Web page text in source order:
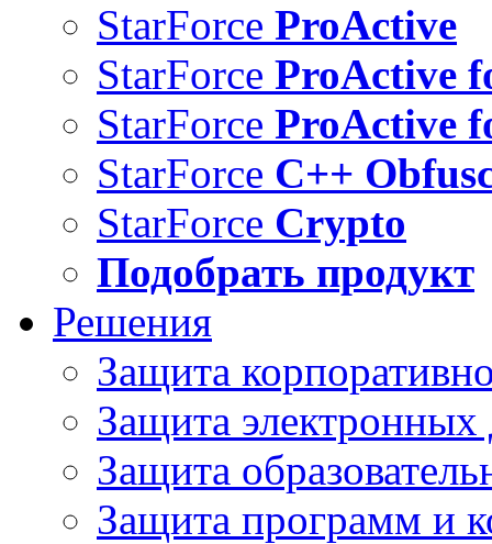
StarForce ProActive
StarForce ProActive
StarForce ProActive
StarForce C++
StarForce Crypto
Подобрать продукт
Решения
Защита
Защита электронных
Защита
Защита программ и